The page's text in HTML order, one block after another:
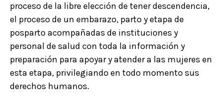
proceso de la libre elección de tener descendencia,
el proceso de un embarazo, parto y etapa de
posparto acompañadas de instituciones y
personal de salud con toda la información y
preparación para apoyar y atender a las mujeres en
esta etapa, privilegiando en todo momento sus
derechos humanos.